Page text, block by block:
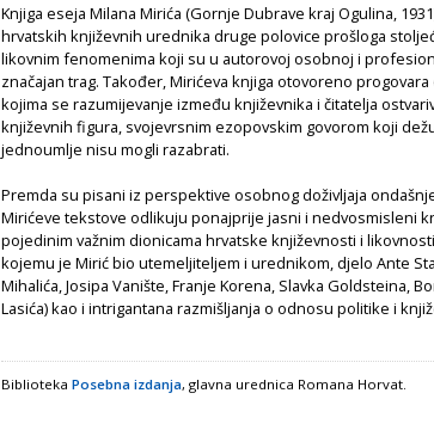
Knjiga eseja Milana Mirića (Gornje Dubrave kraj Ogulina,
hrvatskih književnih urednika druge polovice prošloga
likovnim fenomenima koji su u autorovoj osobnoj i
značajan trag. Također, Mirićeva knjiga otovoreno
kojima se razumijevanje između književnika i čitatelja
književnih figura, svojevrsnim ezopovskim govorom koji
jednoumlje nisu mogli razabrati.
Premda su pisani iz perspektive osobnog doživljaja
Mirićeve tekstove odlikuju ponajprije jasni i nedvosmisleni
pojedinim važnim dionicama hrvatske književnosti i
kojemu je Mirić bio utemeljiteljem i urednikom, djelo Ante
Mihalića, Josipa Vanište, Franje Korena, Slavka Goldsteina,
Lasića) kao i intrigantana razmišljanja o odnosu politike i
Biblioteka Posebna izdanja, glavna urednica Romana Horvat.